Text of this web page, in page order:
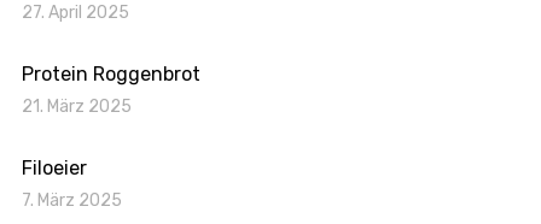
27. April 2025
Protein Roggenbrot
21. März 2025
Filoeier
7. März 2025